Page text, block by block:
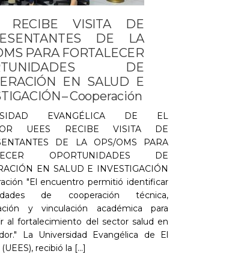
RECIBE VISITA DE
DE LA
PARA FORTALECER
DE
EN SALUD E
– Cooperación
EVANGÉLICA DE EL
UEES RECIBE VISITA DE
DE LA OPS/OMS PARA
OPORTUNIDADES DE
EN SALUD E INVESTIGACIÓN
"El encuentro permitió identificar
de cooperación técnica,
y vinculación académica para
al fortalecimiento del sector salud en
La Universidad Evangélica de El
recibió la [...]